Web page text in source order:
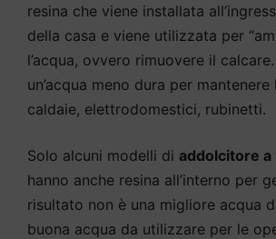
resina che viene installata
della casa e viene utilizzata per
l’acqua, ovvero rimuovere il
un’acqua meno dura per
caldaie, elettrodomestici, rubinetti.
Solo alcuni modelli di addolcitore a
hanno anche resina all’interno per
risultato non è una migliore acqua
buona acqua da utilizzare per le